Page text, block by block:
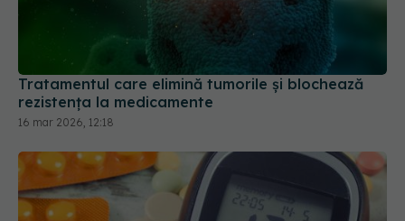
Tratamentul care elimină tumorile și blochează
rezistența la medicamente
16 mar 2026, 12:18